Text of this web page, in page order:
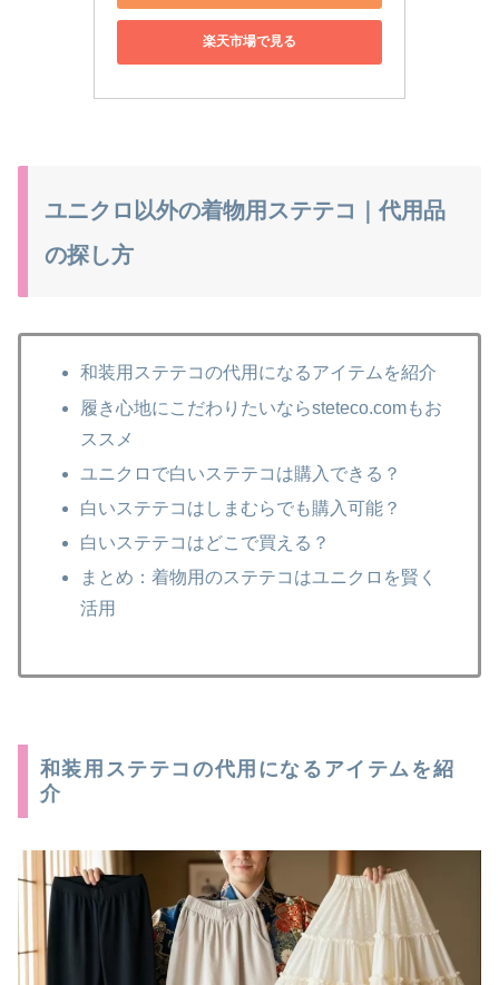
楽天市場で見る
ユニクロ以外の着物用ステテコ｜代用品
の探し方
和装用ステテコの代用になるアイテムを紹介
履き心地にこだわりたいならsteteco.comもお
ススメ
ユニクロで白いステテコは購入できる？
白いステテコはしまむらでも購入可能？
白いステテコはどこで買える？
まとめ：着物用のステテコはユニクロを賢く
活用
和装用ステテコの代用になるアイテムを紹
介